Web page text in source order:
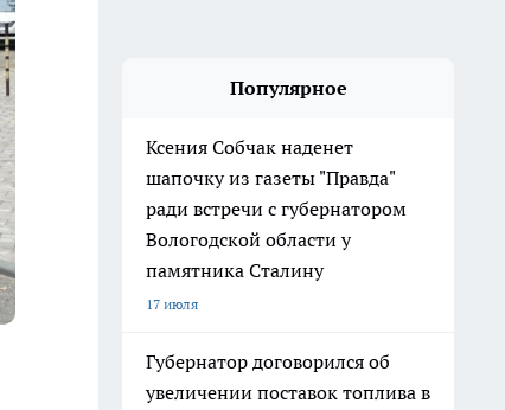
Популярное
Ксения Собчак наденет
шапочку из газеты "Правда"
ради встречи с губернатором
Вологодской области у
памятника Сталину
17 июля
Губернатор договорился об
увеличении поставок топлива в